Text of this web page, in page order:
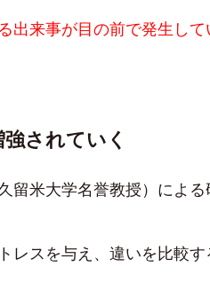
出来事が目の前で発生して
されていく
留米大学名誉教授）による
レスを与え、違いを比較す